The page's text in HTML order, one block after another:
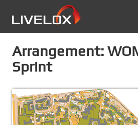
Arrangement:
Sprint